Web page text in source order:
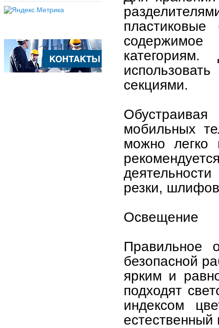
секциями.
мобильных
можно легко
резки,
Освещение
Правильное
безопасной
ярким и
подходят
индексом
естественный